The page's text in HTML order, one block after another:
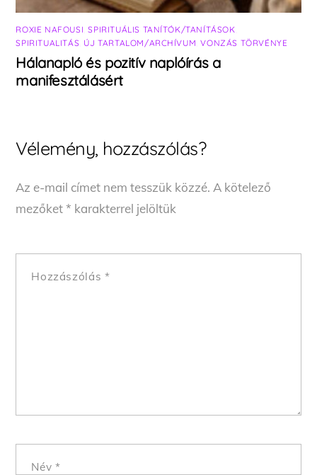
ROXIE NAFOUSI ,SPIRITUÁLIS TANÍTÓK/TANÍTÁSOK
SPIRITUALITÁS ÚJ TARTALOM/ARCHÍVUM ,VONZÁS TÖRVÉNYE
Hálanapló és pozitív naplóírás a
manifesztálásért
Vélemény, hozzászólás?
Az e-mail címet nem tesszük közzé. A kötelező
mezőket* karakterrel jelöltük
Hozzászólás *
Név *